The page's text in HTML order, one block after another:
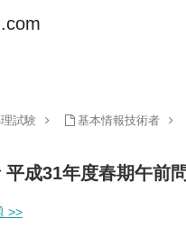
試験 基本情報技術者
成31年度春期午前
>>